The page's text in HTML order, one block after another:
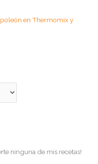
en Thermomix y
ninguna de mis recetas!